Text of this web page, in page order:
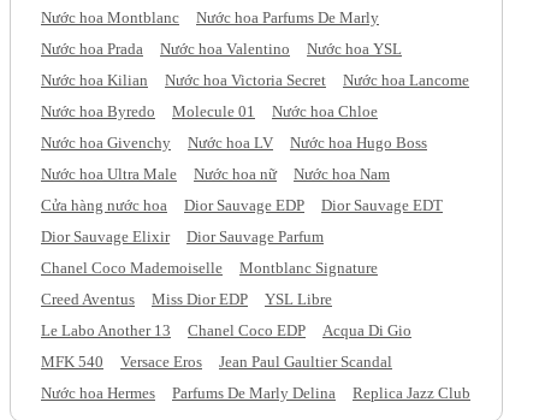
Nước hoa Montblanc
Nước hoa Parfums De Marly
Nước hoa Prada
Nước hoa Valentino
Nước hoa YSL
Nước hoa Kilian
Nước hoa Victoria Secret
Nước hoa Lancome
Nước hoa Byredo
Molecule 01
Nước hoa Chloe
Nước hoa Givenchy
Nước hoa LV
Nước hoa Hugo Boss
Nước hoa Ultra Male
Nước hoa nữ
Nước hoa Nam
Cửa hàng nước hoa
Dior Sauvage EDP
Dior Sauvage EDT
Dior Sauvage Elixir
Dior Sauvage Parfum
Chanel Coco Mademoiselle
Montblanc Signature
Creed Aventus
Miss Dior EDP
YSL Libre
Le Labo Another 13
Chanel Coco EDP
Acqua Di Gio
MFK 540
Versace Eros
Jean Paul Gaultier Scandal
Nước hoa Hermes
Parfums De Marly Delina Replica Jazz Club